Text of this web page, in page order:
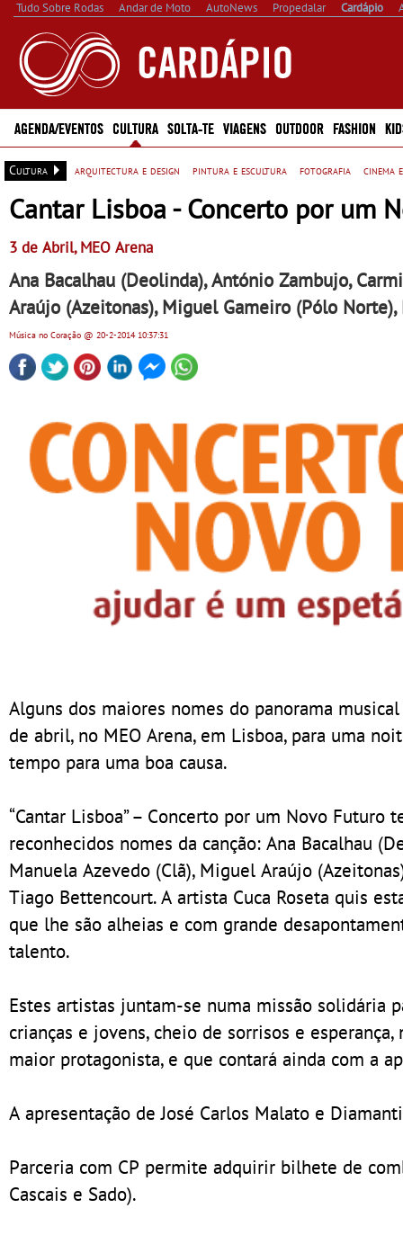
Tudo Sobre Rodas Andar de Moto AutoNews Propedalar Cardápio
AGENDA/EVENTOS CULTURA SOLTA-TE VIAGENS OUTDOOR FASHION
Cultura arquitectura e design pintura e escultura fotografia cinema
Cantar Lisboa - Concerto por um
3 de Abril, MEO Arena
Ana Bacalhau (Deolinda), António Zambujo,
Araújo (Azeitonas), Miguel Gameiro (Pólo
Música no Coração @ 20-2-201410:37:31
Alguns dos maiores nomes do panorama
de abril, no MEO Arena, em Lisboa, para uma
tempo para uma boa causa.
“Cantar Lisboa” – Concerto por um Novo
reconhecidos nomes da canção: Ana Bacalhau
Manuela Azevedo (Clã), Miguel Araújo
Tiago Bettencourt. A artista Cuca Roseta quis
que lhe são alheias e com grande
talento.
Estes artistas juntam-se numa missão solidária
crianças e jovens, cheio de sorrisos e
maior protagonista, e que contará ainda com a
A apresentação de José Carlos Malato e
Parceria com CP permite adquirir bilhete de
Cascais e Sado).